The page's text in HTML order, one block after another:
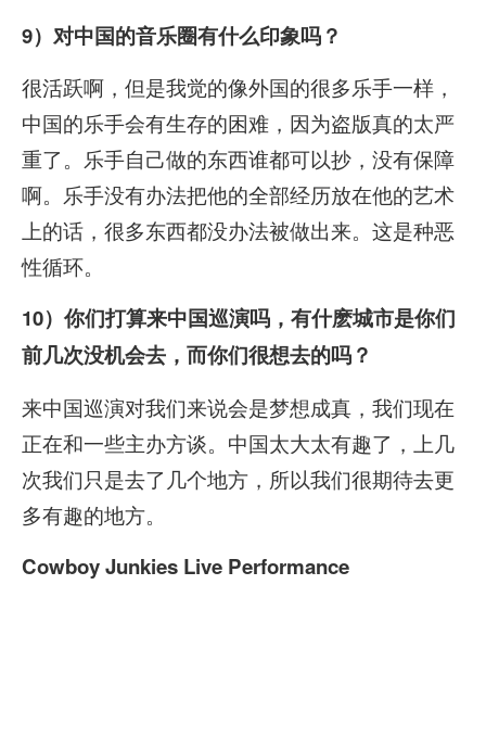
9）对中国的音乐圈有什么印象吗？
很活跃啊，但是我觉的像外国的很多乐手一样，
中国的乐手会有生存的困难，因为盗版真的太严
重了。乐手自己做的东西谁都可以抄，没有保障
啊。乐手没有办法把他的全部经历放在他的艺术
上的话，很多东西都没办法被做出来。这是种恶
性循环。
10）你们打算来中国巡演吗，有什麽城市是你们
前几次没机会去，而你们很想去的吗？
来中国巡演对我们来说会是梦想成真，我们现在
正在和一些主办方谈。中国太大太有趣了，上几
次我们只是去了几个地方，所以我们很期待去更
多有趣的地方。
Cowboy Junkies Live Performance